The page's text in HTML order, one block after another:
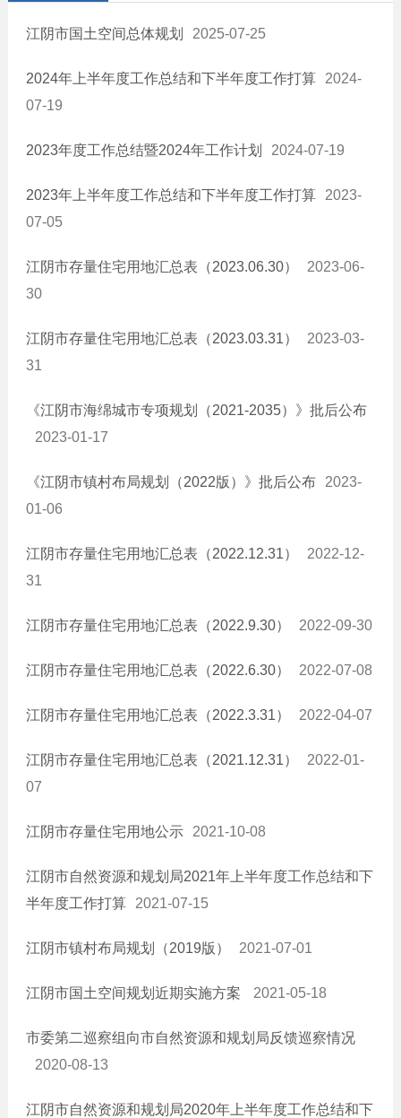
江阴市国土空间总体规划 2025-07-25
2024年上半年度工作总结和下半年度工作打算
2024-
07-19
2023年度工作总结暨2024年工作计划 2024-07-19
2023年上半年度工作总结和下半年度工作打算
2023-
07-05
江阴市存量住宅用地汇总表（2023.06.30）
2023-06-
30
江阴市存量住宅用地汇总表（2023.03.31）
2023-03-
31
《江阴市海绵城市专项规划（2021-2035）》批后公布
2023-01-17
《江阴市镇村布局规划（2022版）》批后公布
2023-
01-06
江阴市存量住宅用地汇总表（2022.12.31）
2022-12-
31
江阴市存量住宅用地汇总表（2022.9.30） 2022-09-30
江阴市存量住宅用地汇总表（2022.6.30） 2022-07-08
江阴市存量住宅用地汇总表（2022.3.31） 2022-04-07
江阴市存量住宅用地汇总表（2021.12.31）
2022-01-
07
江阴市存量住宅用地公示 2021-10-08
江阴市自然资源和规划局2021年上半年度工作总结和下
半年度工作打算
2021-07-15
江阴市镇村布局规划（2019版） 2021-07-01
江阴市国土空间规划近期实施方案 2021-05-18
市委第二巡察组向市自然资源和规划局反馈巡察情况
2020-08-13
江阴市自然资源和规划局2020年上半年度工作总结和下